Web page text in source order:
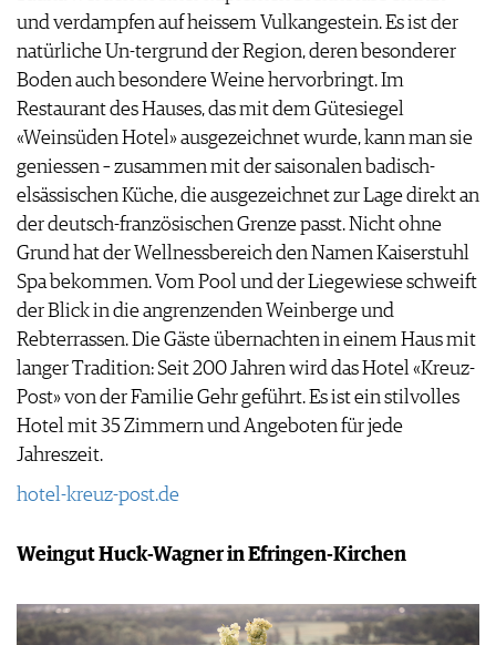
und verdampfen auf heissem Vulkangestein. Es ist der
natürliche Un-tergrund der Region, deren besonderer
Boden auch besondere Weine hervorbringt. Im
Restaurant des Hauses, das mit dem Gütesiegel
«Weinsüden Hotel» ausgezeichnet wurde, kann man sie
geniessen – zusammen mit der saisonalen badisch-
elsässischen Küche, die ausgezeichnet zur Lage direkt an
der deutsch-französischen Grenze passt. Nicht ohne
Grund hat der Wellnessbereich den Namen Kaiserstuhl
Spa bekommen. Vom Pool und der Liegewiese schweift
der Blick in die angrenzenden Weinberge und
Rebterrassen. Die Gäste übernachten in einem Haus mit
langer Tradition: Seit 200 Jahren wird das Hotel «Kreuz-
Post» von der Familie Gehr geführt. Es ist ein stilvolles
Hotel mit 35 Zimmern und Angeboten für jede
Jahreszeit.
hotel-kreuz-post.de
Weingut Huck-Wagner in Efringen-Kirchen